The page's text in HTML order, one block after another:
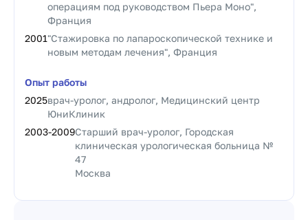
операциям под руководством Пьера Моно",
Франция
2001"Стажировка по лапароскопической технике и
новым методам лечения", Франция
Опыт работы
2025врач-уролог, андролог, Медицинский центр
ЮниКлиник
2003-2009Старший врач-уролог, Городская
клиническая урологическая больница №
47
Москва